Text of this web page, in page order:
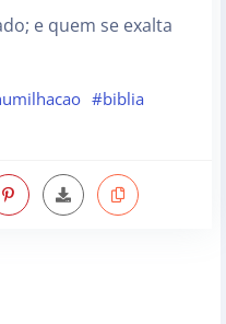
e quem se exalta
#biblia